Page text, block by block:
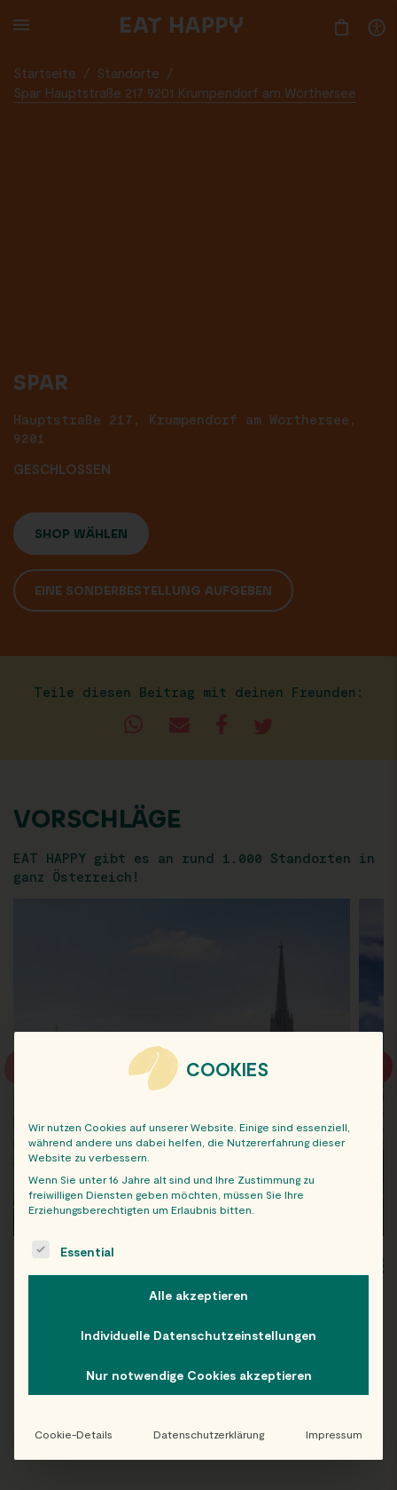
TO
Startseite / Standorte
/
Spar Hauptstraße 217 9201 Krumpendorf am Wörthersee
SPAR
Hauptstraße 217, Krumpendorf am Wörthersee,
9201
GESCHLOSSEN
SHOP WÄHLEN
EINE SONDERBESTELLUNG AUFGEBEN
Teile diesen Beitrag mit deinen Freunden:
VORSCHLÄGE
EAT HAPPY gibt es an rund 1.000 Standorten in
ganz Österreich!
Folge uns auf Instagram!
COOKIES
Wir nutzen Cookies auf unserer Website. Einige sind essenziell,
während andere uns dabei helfen, die Nutzererfahrung dieser
Website zu verbessern.
Wenn Sie unter 16 Jahre alt sind und Ihre Zustimmung zu
freiwilligen Diensten geben möchten, müssen Sie Ihre
Erziehungsberechtigten um Erlaubnis bitten.
The following is a list of service groups for which consent
Essential
Alle akzeptieren
Individuelle Datenschutzeinstellungen
Nur notwendige Cookies akzeptieren
Cookie-Details Datenschutzerklärung Impressum